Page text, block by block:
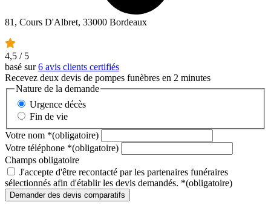
81, Cours D'Albret, 33000 Bordeaux
4,5 / 5
basé sur6 avis clients certifiés
Recevez deux devis de pompes funèbres en 2 minutes
Nature de la demande
Urgence décès
Fin de vie
Votre nom *(obligatoire)
Votre téléphone *(obligatoire)
Champs obligatoire
J'accepte d'être recontacté par les partenaires funéraires
sélectionnés afin d'établir les devis demandés. *(obligatoire)